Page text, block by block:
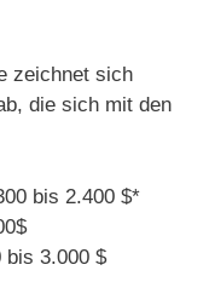
zeichnet sich
die sich mit den
bis 2.400 $*
bis 3.000 $